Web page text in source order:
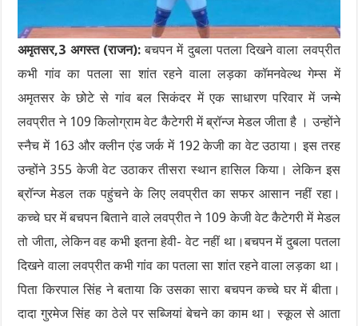
अमृतसर,3 अगस्त (राजन):बचपन में दुबला पतला दिखने वाला लवप्रीत
कभी गांव का पतला सा शांत रहने वाला लड़का कॉमनवेल्थ गेम्स में
अमृतसर के छोटे से गांव बल सिकंदर में एक साधारण परिवार में जन्मे
लवप्रीत ने 109 किलोग्राम वेट कैटेगरी में ब्रॉन्ज मेडल जीता है । उन्होंने
स्नैच में 163 और क्लीन एंड जर्क में 192 केजी का वेट उठाया। इस तरह
उन्होंने 355 केजी वेट उठाकर तीसरा स्थान हासिल किया। लेकिन इस
ब्रॉन्ज मेडल तक पहुंचने के लिए लवप्रीत का सफर आसान नहीं रहा।
कच्चे घर में बचपन बिताने वाले लवप्रीत ने 109 केजी वेट कैटेगरी में मेडल
तो जीता, लेकिन वह कभी इतना हेवी- वेट नहीं था।बचपन में दुबला पतला
दिखने वाला लवप्रीत कभी गांव का पतला सा शांत रहने वाला लड़का था।
पिता किरपाल सिंह ने बताया कि उसका सारा बचपन कच्चे घर में बीता।
दादा गुरमेज सिंह का ठेले पर सब्जियां बेचने का काम था। स्कूल से आता